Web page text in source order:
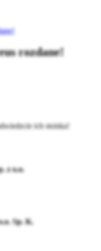
rozdane!
ich stoiska!
z o.o.
Sp. K.